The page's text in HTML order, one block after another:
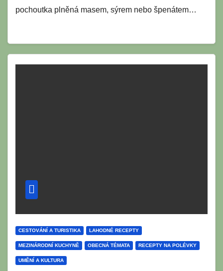
pochoutka plněná masem, sýrem nebo špenátem…
CESTOVÁNÍ A TURISTIKA LAHODNÉ RECEPTY
MEZINÁRODNÍ KUCHYNĚ OBECNÁ TÉMATA RECEPTY NA POLÉVKY
UMĚNÍ A KULTURA